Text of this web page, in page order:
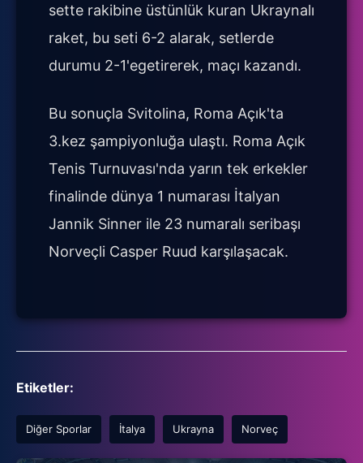
sette rakibine üstünlük kuran Ukraynalı
raket, bu seti 6-2 alarak, setlerde
durumu 2-1'egetirerek, maçı kazandı.
Bu sonuçla Svitolina, Roma Açık'ta
3.kez şampiyonluğa ulaştı. Roma Açık
Tenis Turnuvası'nda yarın tek erkekler
finalinde dünya 1 numarası İtalyan
Jannik Sinner ile 23 numaralı seribaşı
Norveçli Casper Ruud karşılaşacak.
Etiketler:
Diğer Sporlar İtalya Ukrayna Norveç